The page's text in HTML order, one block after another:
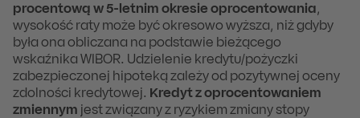
procentową w 5-letnim okresie oprocentowania ,
wysokość raty może być okresowo wyższa, niż gdyby
była ona obliczana na podstawie bieżącego
wskaźnika WIBOR. Udzielenie kredytu/pożyczki
zabezpieczonej hipoteką zależy od pozytywnej oceny
zdolności kredytowej. Kredyt z oprocentowaniem
zmiennym jest związany z ryzykiem zmiany stopy